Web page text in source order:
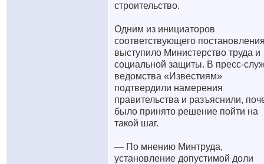
строительство.
Одним из инициаторов
соответствующего
выступило Министерство труда и
социальной защиты. В пресс-
ведомства «Известиям»
подтвердили намерения
правительства и разъяснили,
было принято решение пойти на
такой шаг.
— По мнению Минтруда,
установление допустимой доли